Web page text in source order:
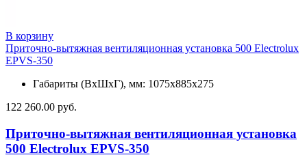
В корзину
Приточно-вытяжная вентиляционная установка 500 Electrolux
EPVS-350
Габариты (ВхШхГ), мм: 1075х885х275
122 260.00 руб.
Приточно-вытяжная вентиляционная установка
500 Electrolux EPVS-350